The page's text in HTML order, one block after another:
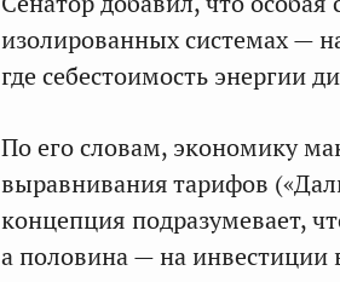
изолированных системах —
где себестоимость энергии
По его словам, экономику
выравнивания тарифов
концепция подразумевает,
а половина — на инвестиции